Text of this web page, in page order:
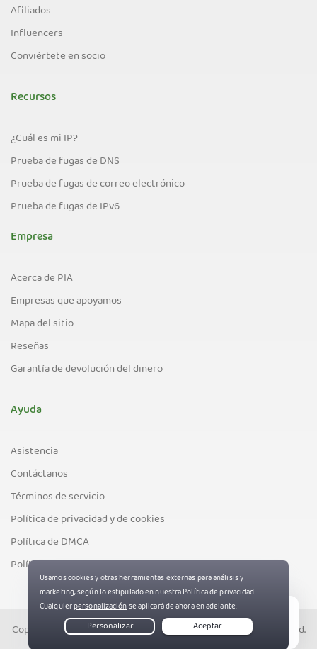
Afiliados
Influencers
Conviértete en socio
Recursos
¿Cuál es mi IP?
Prueba de fugas de DNS
Prueba de fugas de correo electrónico
Prueba de fugas de IPv6
Empresa
Acerca de PIA
Empresas que apoyamos
Mapa del sitio
Reseñas
Garantía de devolución del dinero
Ayuda
Asistencia
Contáctanos
Términos de servicio
Política de privacidad y de cookies
Política de DMCA
Política de control de exportación
Copyright © PIA Private Internet Access, Inc. All Rights Reserved.